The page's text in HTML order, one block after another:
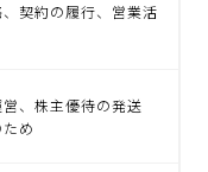
契約の履行、営業活
、株主優待の発送
め